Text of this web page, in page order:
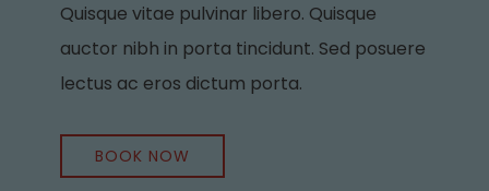
Quisque vitae pulvinar libero. Quisque
auctor nibh in porta tincidunt. Sed posuere
lectus ac eros dictum porta.
BOOK NOW